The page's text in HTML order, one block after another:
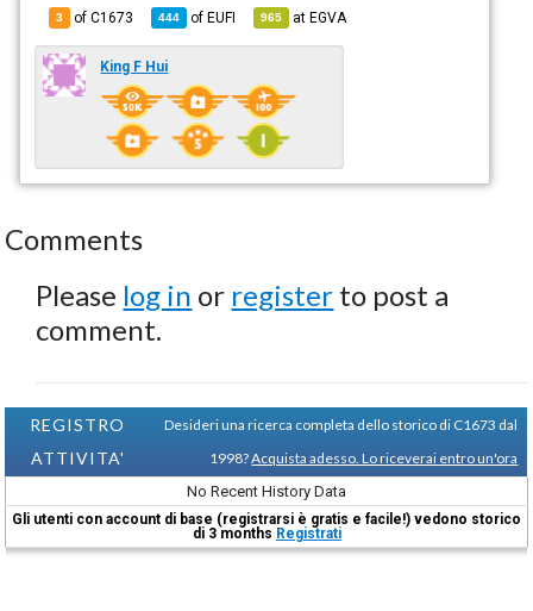
3 of C1673 444 ofEUFI 965 atEGVA
King F Hui
Comments
Please log in or register to post a
comment.
REGISTRO
ATTIVITA'
Desideri una ricerca completa dello storico di C1673 dal
1998?Acquista adesso. Lo riceverai entro un'ora
No Recent History Data
Gli utenti con account di base (registrarsi è gratis e facile!) vedono storico
di 3 months Registrati